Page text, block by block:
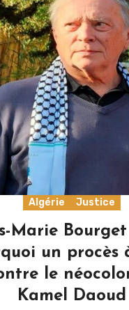
Algérie Justice
Marie
un procès
le
Kamel Daoud